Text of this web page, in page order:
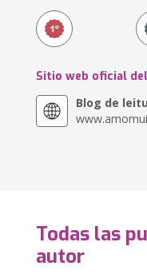
Sitio web oficial
Blog de
Todas las
autor